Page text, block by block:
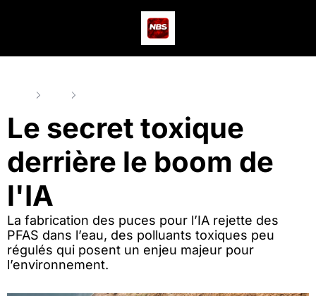
Le secret toxique
derrière le boom de
l'IA
La fabrication des puces pour l’IA rejette des
PFAS dans l’eau, des polluants toxiques peu
régulés qui posent un enjeu majeur pour
l’environnement.